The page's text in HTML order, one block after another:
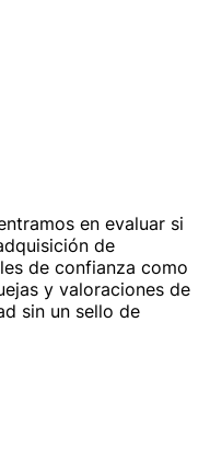
en evaluar si
de
de confianza como
y valoraciones de
sin un sello de